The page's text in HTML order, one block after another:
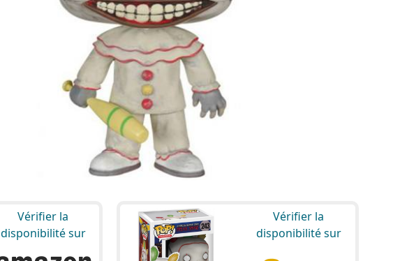
Vérifier la
disponibilité sur
Vérifier la
disponibilité sur